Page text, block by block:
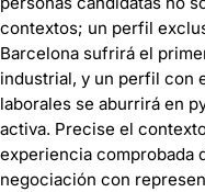
contextos; un perfil
Barcelona sufrirá el
industrial, y un perfil con
laborales se aburrirá en
activa. Precise el
experiencia comprobada
negociación con